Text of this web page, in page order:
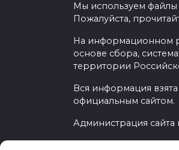
Мы используем файлы
Пожалуйста,
На информационном
основе сбора,
территории
Вся информация
официальным сайтом.
Администрация сайта